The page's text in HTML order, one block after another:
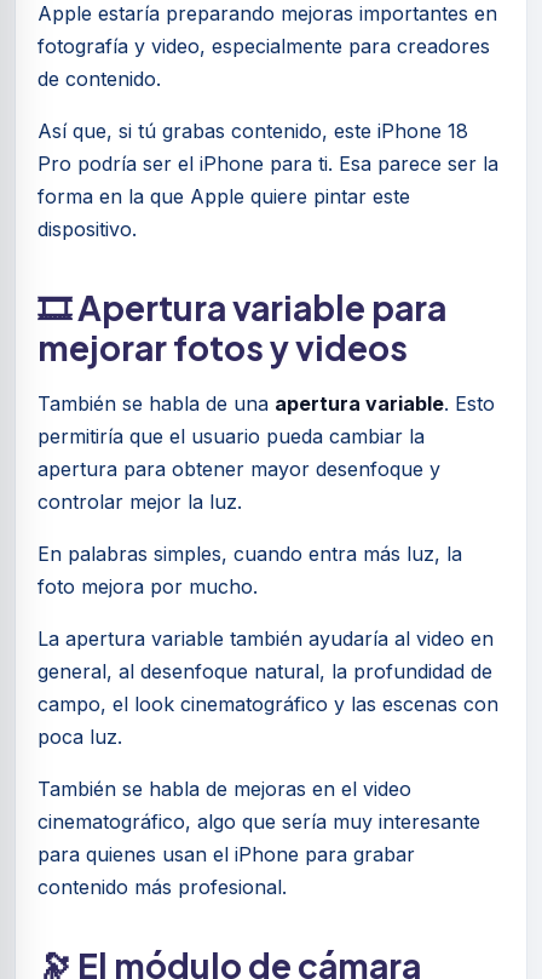
Apple estaría preparando mejoras importantes en
fotografía y video, especialmente para creadores
de contenido.
Así que, si tú grabas contenido, este iPhone 18
Pro podría ser el iPhone para ti. Esa parece ser la
forma en la que Apple quiere pintar este
dispositivo.
🎞️ Apertura variable para
mejorar fotos y videos
También se habla de una apertura variable. Esto
permitiría que el usuario pueda cambiar la
apertura para obtener mayor desenfoque y
controlar mejor la luz.
En palabras simples, cuando entra más luz, la
foto mejora por mucho.
La apertura variable también ayudaría al video en
general, al desenfoque natural, la profundidad de
campo, el look cinematográfico y las escenas con
poca luz.
También se habla de mejoras en el video
cinematográfico, algo que sería muy interesante
para quienes usan el iPhone para grabar
contenido más profesional.
🔭 El módulo de cámara